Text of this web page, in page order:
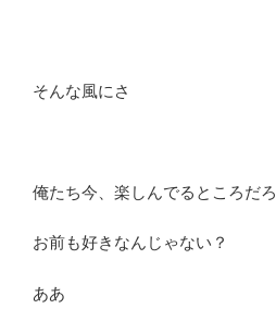
そんな風にさ
俺たち今、楽しんでるところだろ
お前も好きなんじゃない？
ああ